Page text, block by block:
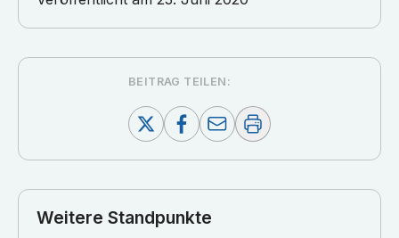
BEITRAG TEILEN:
Weitere Standpunkte